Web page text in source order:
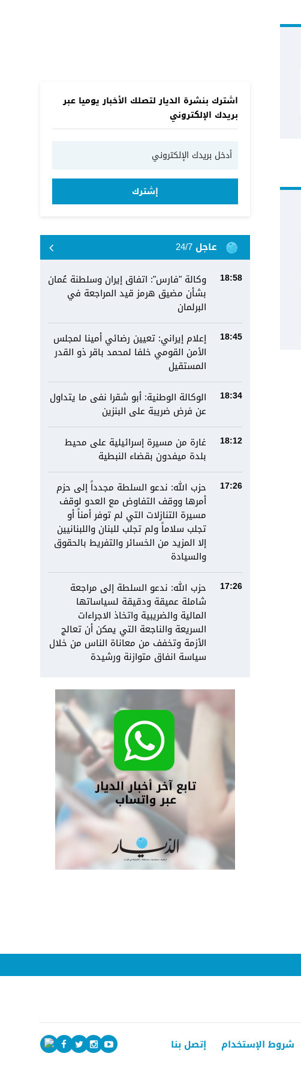
اشترك بنشرة الديار لتصلك الأخبار يوميا عبر
بريدك الإلكتروني
إشترك
عاجل 24/7
18:58
وكالة "فارس": اتفاق إيران وسلطنة عُمان
بشأن مضيق هرمز قيد المراجعة في
البرلمان
18:45
إعلام إيراني: تعيين رضائي أمينا لمجلس
الأمن القومي خلفا لمحمد باقر ذو القدر
المستقيل
18:34
الوكالة الوطنية: أبو شقرا نفى ما يتداول
عن فرض ضريبة على البنزين
18:12
غارة من مسيرة إسرائيلية على محيط
بلدة ميفدون بقضاء النبطية
17:26
حزب الله: ندعو السلطة مجدداً إلى حزم
أمرها ووقف التفاوض مع العدو لوقف
مسيرة التنازلات التي لم توفر أمناً أو
تجلب سلاماً ولم تجلب للبنان واللبنانيين
إلا المزيد من الخسائر والتفريط بالحقوق
والسيادة
17:26
حزب الله: ندعو السلطة إلى مراجعة
شاملة عميقة ودقيقة لسياساتها
المالية والضريبية واتخاذ الاجراءات
السريعة والناجعة التي يمكن أن تعالج
الأزمة وتخفف من معاناة الناس من خلال
سياسة انفاق متوازنة ورشيدة
شروط الإستخدام إتصل بنا